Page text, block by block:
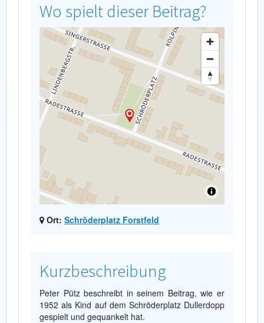
Wo spielt dieser Beitrag?
Ort: Schröderplatz Forstfeld
Kurzbeschreibung
Peter Pütz beschreibt in seinem Beitrag, wie er
1952 als Kind auf dem Schröderplatz Dullerdopp
gespielt und gequankelt hat.